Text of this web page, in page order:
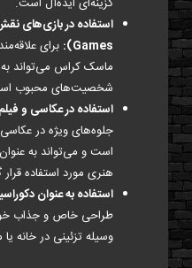
Games):
برای
ماسک کراس می‌تواند
شخصیت‌های محبوب
استفاده در عکاسی و
جلوه‌های ویژه در
است و می‌تواند به
هنری مورد استفاده قرار
استفاده به عنوان
طراحی خاص و جذاب
وسیله تزئینی در خانه